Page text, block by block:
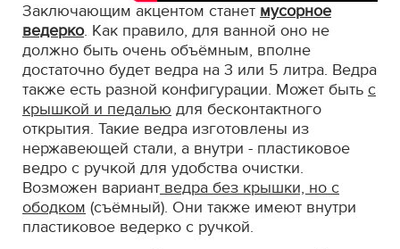
Заключающим акцентом станет мусорное
ведерко. Как правило, для ванной оно не
должно быть очень объёмным, вполне
достаточно будет ведра на 3 или 5 литра. Ведра
также есть разной конфигурации. Может быть с
крышкой и педалью для бесконтактного
открытия. Такие ведра изготовлены из
нержавеющей стали, а внутри - пластиковое
ведро с ручкой для удобства очистки.
Возможен вариант ведра без крышки, но с
ободком (съёмный). Они также имеют внутри
пластиковое ведерко с ручкой.